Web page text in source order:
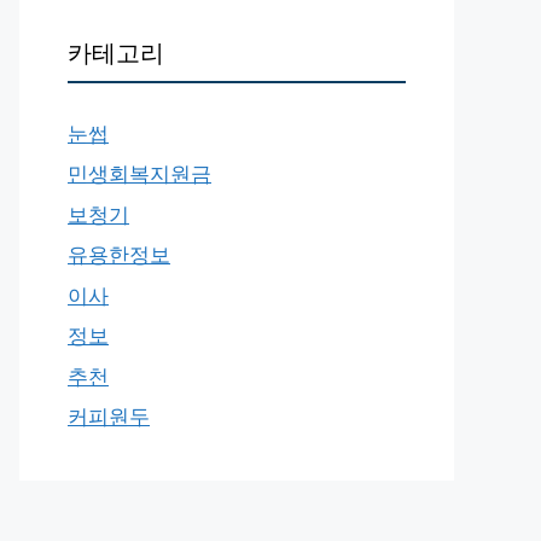
카테고리
눈썹
민생회복지원금
보청기
유용한정보
이사
정보
추천
커피원두